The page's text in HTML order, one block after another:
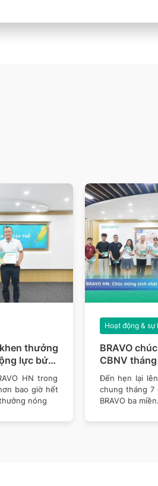
thưởng
lực bứt
HN trong
bao giờ hết
nóng
BRAVO
CBNV
thêm gắn kết
Hoạt động & sự
Đến hẹn lại
chung tháng 7
BRAVO ba